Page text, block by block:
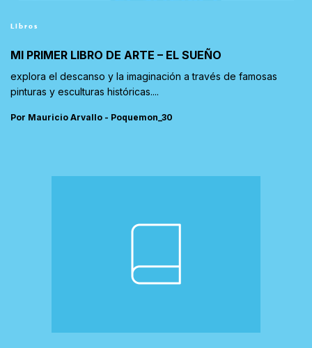
Libros
MI PRIMER LIBRO DE ARTE – EL SUEÑO
explora el descanso y la imaginación a través de famosas
pinturas y esculturas históricas....
Por Mauricio Arvallo - Poquemon_30